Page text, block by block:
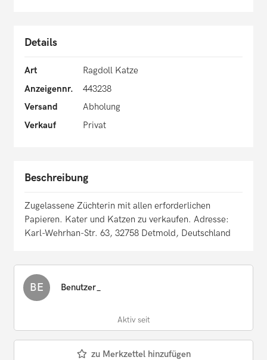
Details
Art
Ragdoll Katze
Anzeigennr.
443238
Versand
Abholung
Verkauf
Privat
Beschreibung
Zugelassene Züchterin mit allen erforderlichen
Papieren. Kater und Katzen zu verkaufen. Adresse:
Karl-Wehrhan-Str. 63, 32758 Detmold, Deutschland
BE Benutzer_
Aktiv seit
zu Merkzettel hinzufügen